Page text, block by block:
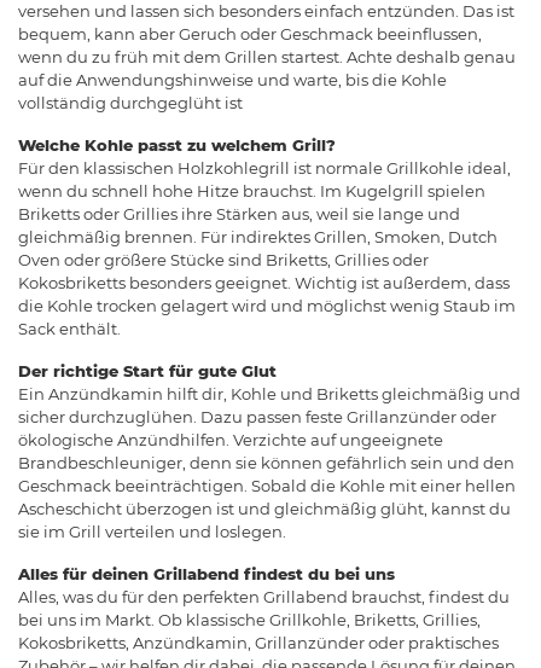
versehen und lassen sich besonders einfach entzünden. Das ist
bequem, kann aber Geruch oder Geschmack beeinflussen,
wenn du zu früh mit dem Grillen startest. Achte deshalb genau
auf die Anwendungshinweise und warte, bis die Kohle
vollständig durchgeglüht ist
Welche Kohle passt zu welchem Grill?
Für den klassischen Holzkohlegrill ist normale Grillkohle ideal,
wenn du schnell hohe Hitze brauchst. Im Kugelgrill spielen
Briketts oder Grillies ihre Stärken aus, weil sie lange und
gleichmäßig brennen. Für indirektes Grillen, Smoken, Dutch
Oven oder größere Stücke sind Briketts, Grillies oder
Kokosbriketts besonders geeignet. Wichtig ist außerdem, dass
die Kohle trocken gelagert wird und möglichst wenig Staub im
Sack enthält.
Der richtige Start für gute Glut
Ein Anzündkamin hilft dir, Kohle und Briketts gleichmäßig und
sicher durchzuglühen. Dazu passen feste Grillanzünder oder
ökologische Anzündhilfen. Verzichte auf ungeeignete
Brandbeschleuniger, denn sie können gefährlich sein und den
Geschmack beeinträchtigen. Sobald die Kohle mit einer hellen
Ascheschicht überzogen ist und gleichmäßig glüht, kannst du
sie im Grill verteilen und loslegen.
Alles für deinen Grillabend findest du bei uns
Alles, was du für den perfekten Grillabend brauchst, findest du
bei uns im Markt. Ob klassische Grillkohle, Briketts, Grillies,
Kokosbriketts, Anzündkamin, Grillanzünder oder praktisches